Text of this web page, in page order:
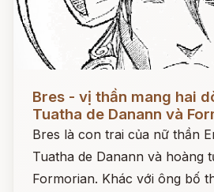
Bres - vị thần mang hai
Tuatha de Danann và
Bres là con trai của nữ thần
Tuatha de Danann và hoàng
Formorian. Khác với ông bố